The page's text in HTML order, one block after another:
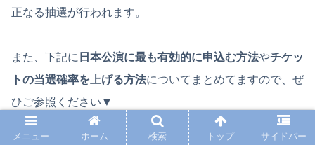
正なる抽選が行われます。
また、下記に 日本公演に最も有効的に申込む方法やチケッ
トの当選確率を上げる方法についてまとめてますので、ぜ
ひご参照ください▼
メニュー ホーム 検索 トップ サイドバー